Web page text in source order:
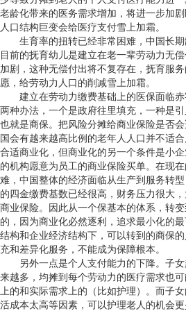
老龄化带来的医务需求增加，将进一步加
人口结构巨变会给医疗支付雪上加霜。
生育率的扭转已经非常困难，中国长
目前的抚育幼儿是建立在老一辈劳动力无
加剧，这种无偿付出将不复存在，抚育服
愿，给劳动力人口的削减雪上加霜。
建立在劳动力缴费基础上的医保面临
两种办法，一个是政府往里填充，一种是
也就是商保。把风险分摊给商业保险是否
国会有越来越高比例的老年人人口并不适
合适商业化，但商业化的另一个条件是小
的机构愿意为员工的商业保险买单。在现
难，中国整体的经济面临从生产到服务转
的四金缴费基数已经很高，财务压力很大
商业保险。因此从一个保基本的体系，转
的，因为商业化必然逐利，追求最小化的
结构和企业经济结构下，可以转到的商保
充和差异化服务，不能成为保障根本。
另外一点是个人支付能力的下降。子
来越多，均摊到每个劳动力的医疗需求也
上的和实际需求上的（比如护理）。而子
活成本太高等因素，可以护理老人的机会